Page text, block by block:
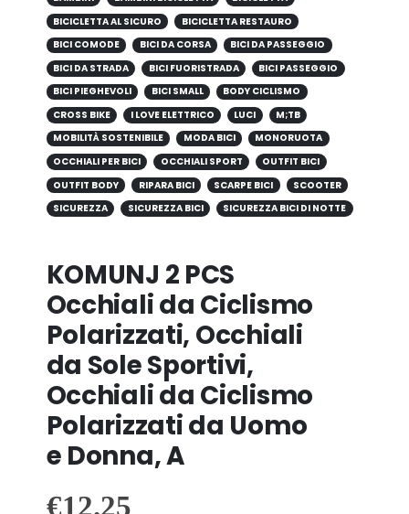
BICICLETTA AL SICURO
BICICLETTA RESTAURO
BICI COMODE
BICI DA CORSA
BICI DA PASSEGGIO
BICI DA STRADA
BICI FUORISTRADA
BICI PASSEGGIO
BICI PIEGHEVOLI
BICI SMALL
BODY CICLISMO
CROSS BIKE
I LOVE ELETTRICO LUCI
M;TB
MOBILITÀ SOSTENIBILE
MODA BICI
MONORUOTA
OCCHIALI PER BICI
OCCHIALI SPORT
OUTFIT BICI
OUTFIT BODY
RIPARA BICI SCARPE BICI
SCOOTER
SICUREZZA
SICUREZZA BICI SICUREZZA BICI DI NOTTE
KOMUNJ 2 PCS
Occhiali da Ciclismo
Polarizzati, Occhiali
da Sole Sportivi,
Occhiali da Ciclismo
Polarizzati da Uomo
e Donna, A
€12.25